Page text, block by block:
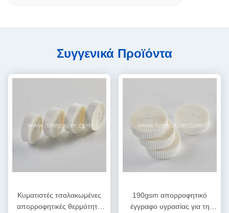
Συγγενικά Προϊόντα
Κυματιστές τσαλακωμένες
απορροφητικές θερμότητα
190gsm απορροφητικό
έγγραφο υγρασίας για τη